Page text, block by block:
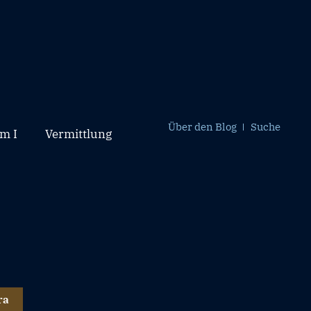
I Vermittlung Über den Blog Suche